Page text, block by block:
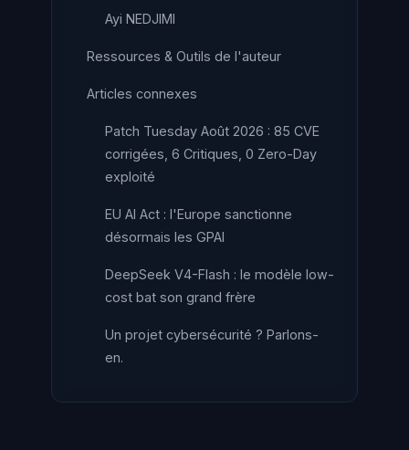
Ayi NEDJIMI
Ressources & Outils de l'auteur
Articles connexes
Patch Tuesday Août 2026 : 85 CVE
corrigées, 6 Critiques, 0 Zero-Day
exploité
EU AI Act : l'Europe sanctionne
désormais les GPAI
DeepSeek V4-Flash : le modèle low-
cost bat son grand frère
Un projet cybersécurité ? Parlons-
en.